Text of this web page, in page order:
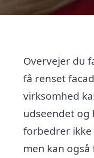
Overvejer du
få renset
virksomhed
udseendet og
forbedrer
men kan